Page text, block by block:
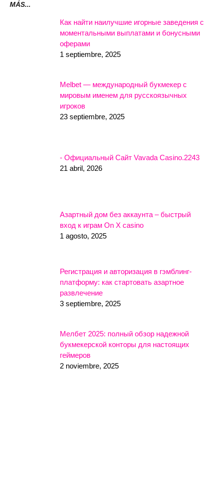
MÁS...
Как найти наилучшие игорные заведения с
моментальными выплатами и бонусными
оферами
1 septiembre, 2025
Melbet — международный букмекер с
мировым именем для русскоязычных
игроков
23 septiembre, 2025
- Официальный Сайт Vavada Casino.2243
21 abril, 2026
Азартный дом без аккаунта – быстрый
вход к играм On X casino
1 agosto, 2025
Регистрация и авторизация в гэмблинг-
платформу: как стартовать азартное
развлечение
3 septiembre, 2025
Мелбет 2025: полный обзор надежной
букмекерской конторы для настоящих
геймеров
2 noviembre, 2025